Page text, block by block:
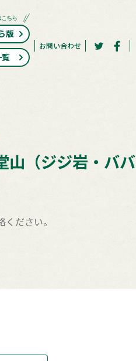
版
お問い合わせ
山（ジジ岩・ババ
ださい。